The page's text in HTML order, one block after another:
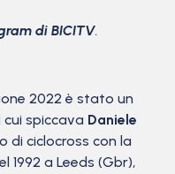
di BICITV.
2022 è stato un
spiccava Daniele
di ciclocross con la
1992 a Leeds (Gbr),